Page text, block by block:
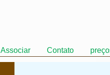
Associar Contato